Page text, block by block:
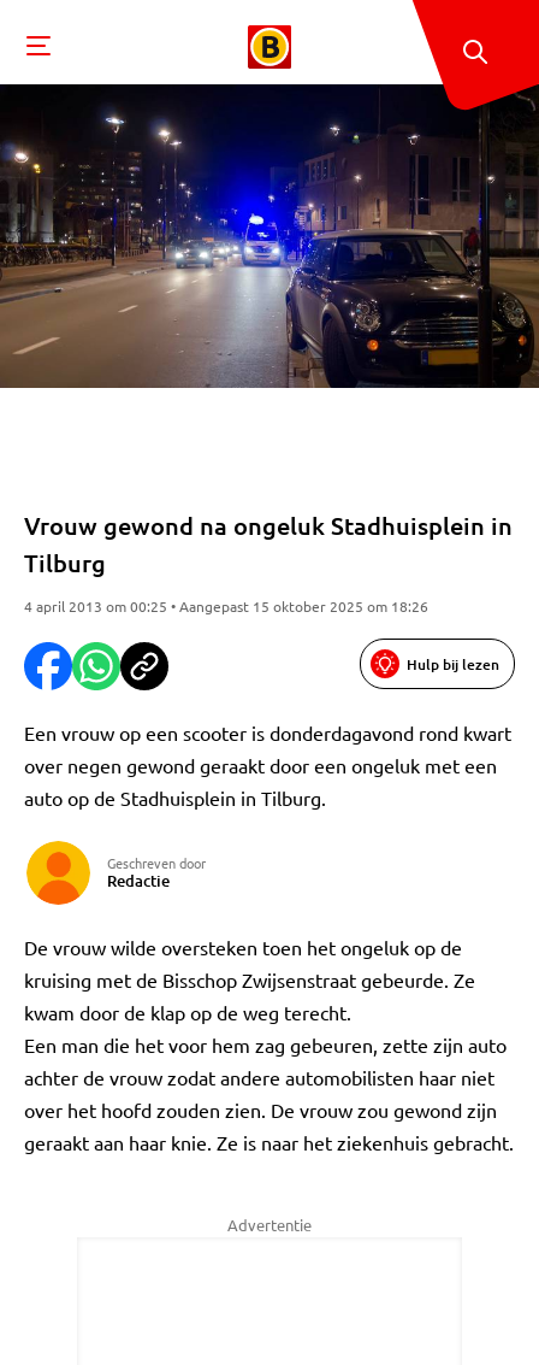
Vrouw gewond na ongeluk Stadhuisplein in
Tilburg
4 april 2013 om 00:25 • Aangepast 15 oktober 2025 om 18:26
Hulp bij lezen
Een vrouw op een scooter is donderdagavond rond kwart
over negen gewond geraakt door een ongeluk met een
auto op de Stadhuisplein in Tilburg.
Geschreven door
Redactie
De vrouw wilde oversteken toen het ongeluk op de
kruising met de Bisschop Zwijsenstraat gebeurde. Ze
kwam door de klap op de weg terecht.
Een man die het voor hem zag gebeuren, zette zijn auto
achter de vrouw zodat andere automobilisten haar niet
over het hoofd zouden zien. De vrouw zou gewond zijn
geraakt aan haar knie. Ze is naar het ziekenhuis gebracht.
Advertentie